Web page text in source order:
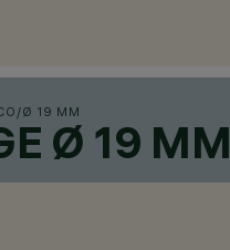
/Ø 19 MM
Ø 19 MM